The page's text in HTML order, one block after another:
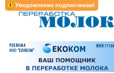
Уведомление подписчикам!